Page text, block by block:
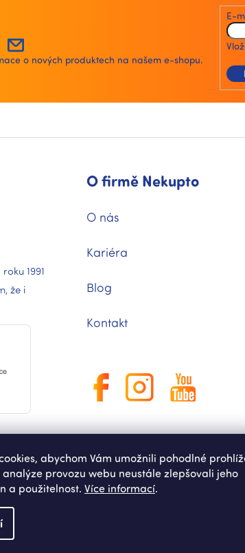
abychom Vám umožnili pohodlné
provozu webu neustále zlepšovali jeho
a použitelnost. Více informací.
c
y
i
o nových produktech na našem e-shopu.
E-
1991
že i
O firmě Nekupto
O nás
Kariéra
Blog
Kontakt